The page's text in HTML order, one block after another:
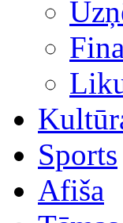
Sports
Afiša